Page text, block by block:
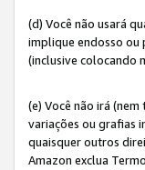
(d) Você não usará
implique endosso ou
(inclusive colocando
(e) Você não irá
variações ou grafias
quaisquer outros
Amazon exclua